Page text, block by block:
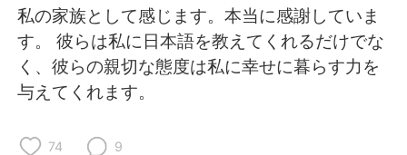
简体中文 繁體中文
Español
Français
私の家族として感じます。本当に感謝していま
す。 彼らは私に日本語を教えてくれるだけでな
く、彼らの親切な態度は私に幸せに暮らす力を
与えてくれます。
74 9